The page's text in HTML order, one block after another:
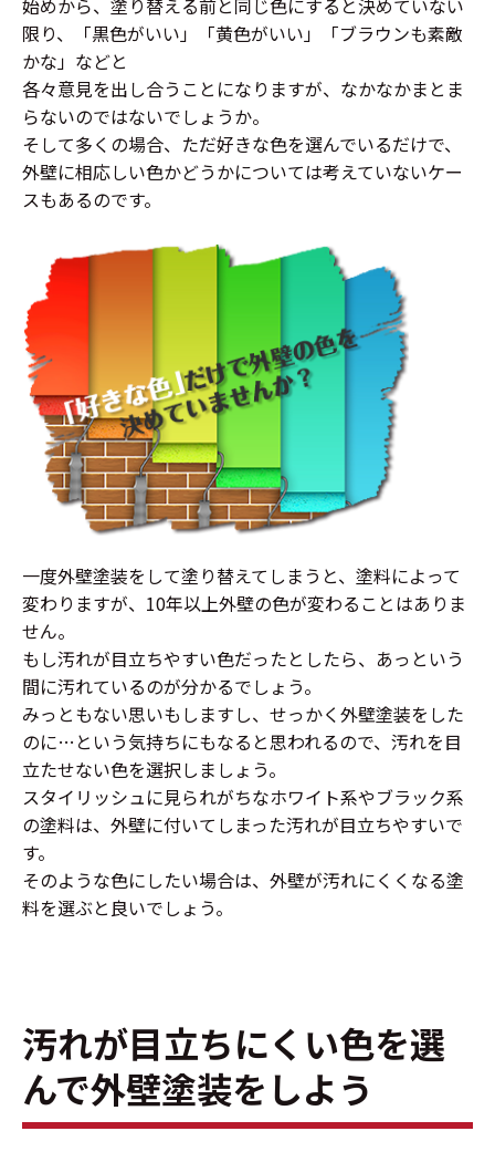
始めから、塗り替える前と同じ色にすると決めていない
限り、「黒色がいい」「黄色がいい」「ブラウンも素敵
かな」などと
各々意見を出し合うことになりますが、なかなかまとま
らないのではないでしょうか。
そして多くの場合、ただ好きな色を選んでいるだけで、
外壁に相応しい色かどうかについては考えていないケー
スもあるのです。
一度外壁塗装をして塗り替えてしまうと、塗料によって
変わりますが、10年以上外壁の色が変わることはありま
せん。
もし汚れが目立ちやすい色だったとしたら、あっという
間に汚れているのが分かるでしょう。
みっともない思いもしますし、せっかく外壁塗装をした
のに…という気持ちにもなると思われるので、汚れを目
立たせない色を選択しましょう。
スタイリッシュに見られがちなホワイト系やブラック系
の塗料は、外壁に付いてしまった汚れが目立ちやすいで
す。
そのような色にしたい場合は、外壁が汚れにくくなる塗
料を選ぶと良いでしょう。
汚れが目立ちにくい色を選
んで外壁塗装をしよう